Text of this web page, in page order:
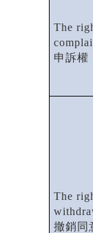
The
申訴權
The
撤銷同